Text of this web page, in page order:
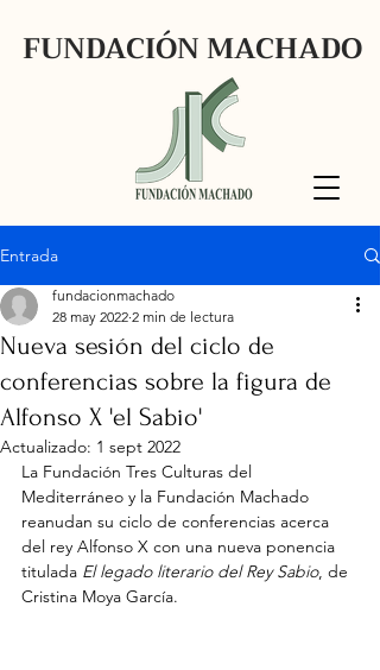
FUNDACIÓN MACHADO
Entrada
Nueva sesión del ciclo de
conferencias sobre la figura de
Alfonso X 'el Sabio'
fundacionmachado
28 may 2022 2 min de lectura
Actualizado: 1 sept 2022
La Fundación Tres Culturas del
Mediterráneo y la Fundación Machado
reanudan su ciclo de conferencias acerca
del rey Alfonso X con una nueva ponencia
titulada El legado literario del Rey Sabio, de
Cristina Moya García.